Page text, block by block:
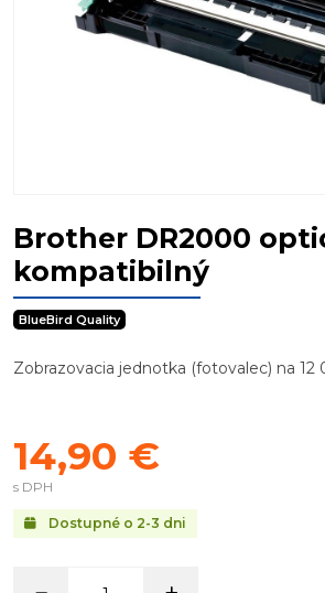
Brother DR2000
kompatibilný
BlueBird Quality
Zobrazovacia jednotka (fotovalec) na 12
Dostupné o 2-3 dni
14,90 €
s DPH